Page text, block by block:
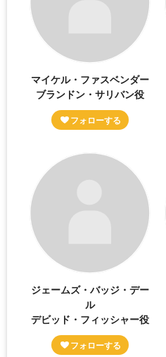
マイケル・ファスベンダー
ブランドン・サリバン役
ジェームズ・バッジ・デー
ル
デビッド・フィッシャー役